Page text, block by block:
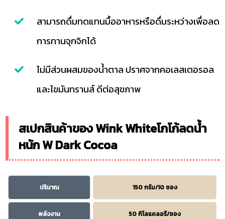
สามารถดื่มทดแทนมื้ออาหารหรือดื่มระหว่างเพื่อลด
การทานจุกจิกได้
ไม่มีส่วนผสมของน้ำตาล ปราศจากคอเลสเตอรอล
และไขมันทรานส์ ดีต่อสุขภาพ
สเปกสินค้าของ Wink Whiteโกโก้ลดน้ำ
หนัก W Dark Cocoa
ปริมาณ 150 กรัม/10 ซอง
พลังงาน 50 กิโลแคลอรี/ซอง